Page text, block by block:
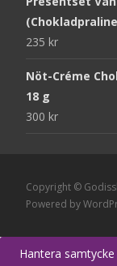
235 kr
Nöt-Créme
18 g
300 kr
Copyright ©
Powered by
Hantera samtycke